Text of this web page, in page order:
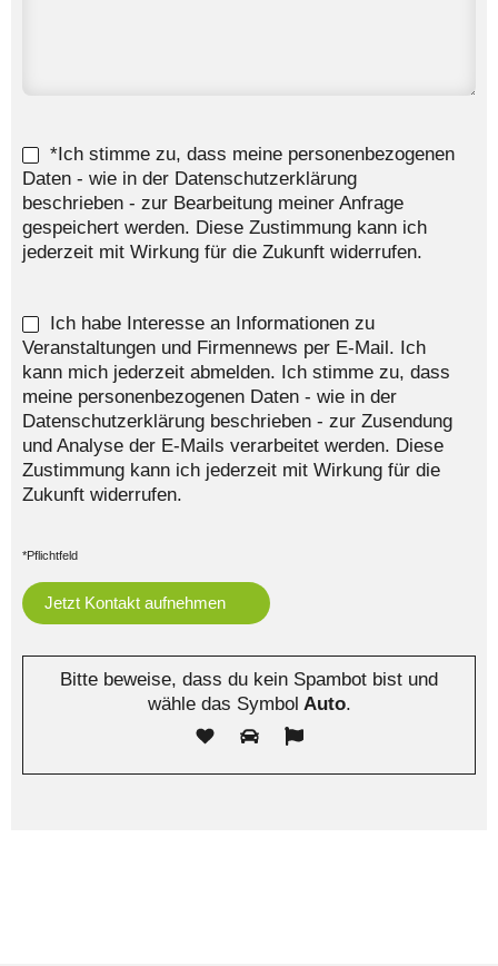
*Ich stimme zu, dass meine personenbezogenen
Daten - wie in der Datenschutzerklärung
beschrieben - zur Bearbeitung meiner Anfrage
gespeichert werden. Diese Zustimmung kann ich
jederzeit mit Wirkung für die Zukunft widerrufen.
Ich habe Interesse an Informationen zu
Veranstaltungen und Firmennews per E-Mail. Ich
kann mich jederzeit abmelden. Ich stimme zu, dass
meine personenbezogenen Daten - wie in der
Datenschutzerklärung beschrieben - zur Zusendung
und Analyse der E-Mails verarbeitet werden. Diese
Zustimmung kann ich jederzeit mit Wirkung für die
Zukunft widerrufen.
*Pflichtfeld
Bitte beweise, dass du kein Spambot bist und
wähle das Symbol Auto.